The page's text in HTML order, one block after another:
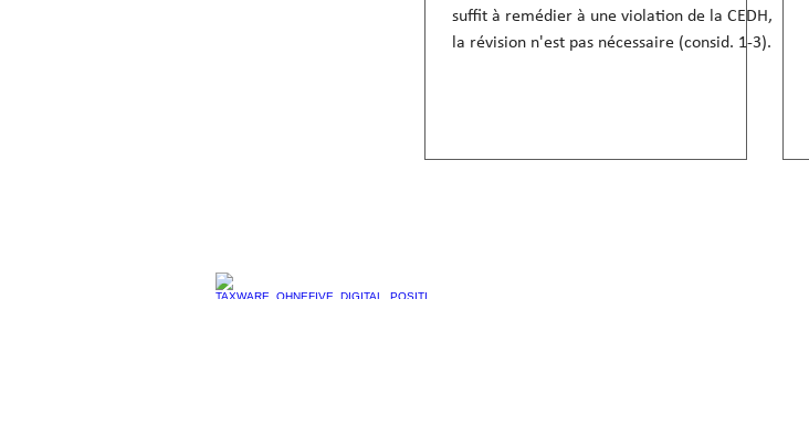
suffit à remédier à une violation de la CEDH,
la révision n'est pas nécessaire (consid. 1-3).